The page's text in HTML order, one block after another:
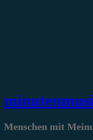
Menschen mit